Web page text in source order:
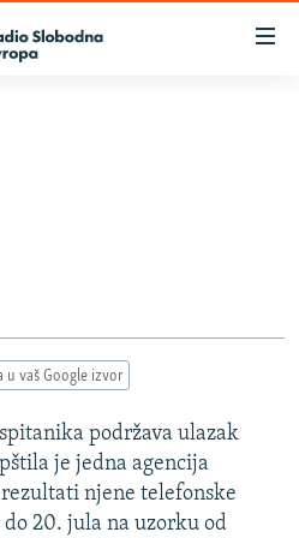
u vaš Google izvor
podržava ulazak
je jedna agencija
njene telefonske
20. jula na uzorku od